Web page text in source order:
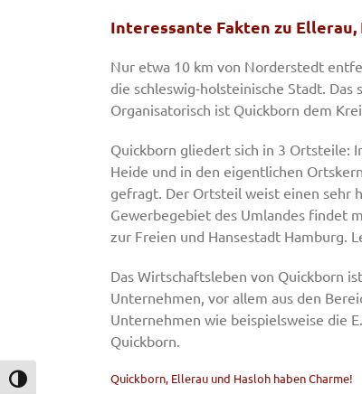
Umschalten auf hohe Kontraste
Interessante Fakten zu Ellerau,
Nur etwa 10 km von Norderstedt
die schleswig-holsteinische Stadt.
Organisatorisch ist Quickborn dem
Quickborn gliedert sich in 3 Ortsteile:
Heide und in den eigentlichen
gefragt. Der Ortsteil weist einen sehr
Gewerbegebiet des Umlandes findet
zur Freien und Hansestadt Hamburg.
Das Wirtschaftsleben von Quickborn
Unternehmen, vor allem aus den
Unternehmen wie beispielsweise die
Quickborn.
Quickborn, Ellerau und Hasloh haben Charme!